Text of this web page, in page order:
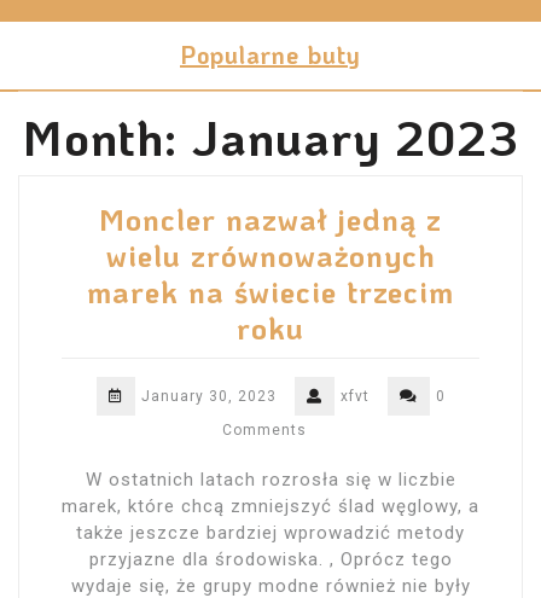
Popularne buty
Month: January 2023
Moncler nazwał jedną z
wielu zrównoważonych
marek na świecie trzecim
roku
January 30, 2023 xfvt
0
Comments
W ostatnich latach rozrosła się w liczbie
marek, które chcą zmniejszyć ślad węglowy, a
także jeszcze bardziej wprowadzić metody
przyjazne dla środowiska. , Oprócz tego
wydaje się, że grupy modne również nie były